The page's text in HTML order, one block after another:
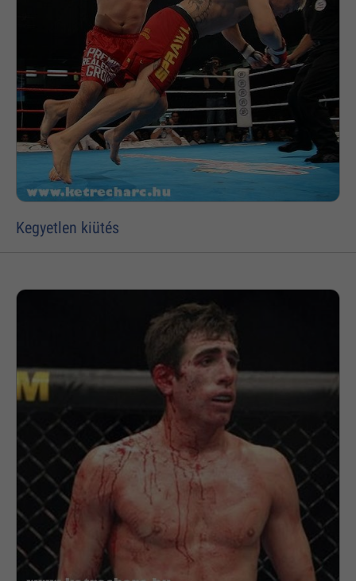
Kegyetlen kiütés